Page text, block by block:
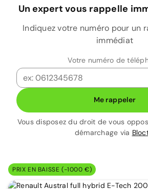
Un expert vous rappelle
Indiquez votre numéro pour un
immédiat
Votre numéro de
Me rappeler
Vous disposez du droit de vous
démarchage via
PRIX EN BAISSE (-1000 €)